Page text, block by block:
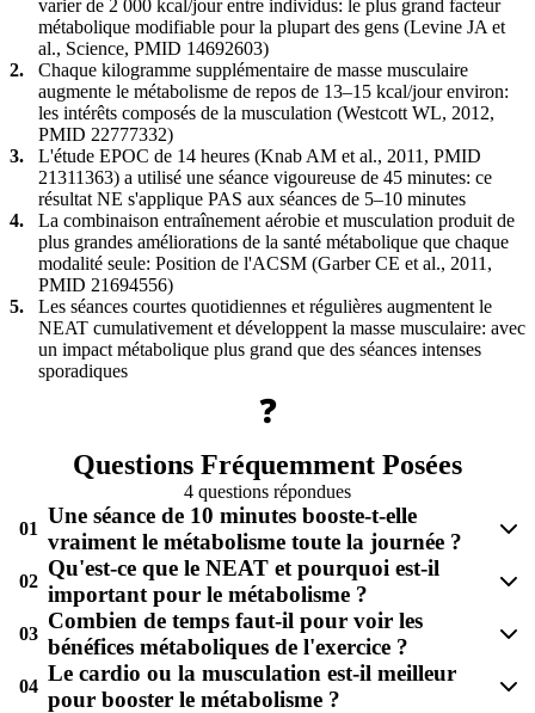
varier de 2 000 kcal/jour entre individus: le plus grand facteur
métabolique modifiable pour la plupart des gens (Levine JA et
al., Science, PMID 14692603)
2.
Chaque kilogramme supplémentaire de masse musculaire
augmente le métabolisme de repos de 13–15 kcal/jour environ:
les intérêts composés de la musculation (Westcott WL, 2012,
PMID 22777332)
3.
L'étude EPOC de 14 heures (Knab AM et al., 2011, PMID
21311363) a utilisé une séance vigoureuse de 45 minutes: ce
résultat NE s'applique PAS aux séances de 5–10 minutes
4.
La combinaison entraînement aérobie et musculation produit de
plus grandes améliorations de la santé métabolique que chaque
modalité seule: Position de l'ACSM (Garber CE et al., 2011,
PMID 21694556)
5.
Les séances courtes quotidiennes et régulières augmentent le
NEAT cumulativement et développent la masse musculaire: avec
un impact métabolique plus grand que des séances intenses
sporadiques
❓
Questions Fréquemment Posées
4 questions répondues
01
Une séance de 10 minutes booste-t-elle
vraiment le métabolisme toute la journée ?
02
Qu'est-ce que le NEAT et pourquoi est-il
important pour le métabolisme ?
03
Combien de temps faut-il pour voir les
bénéfices métaboliques de l'exercice ?
04
Le cardio ou la musculation est-il meilleur
pour booster le métabolisme ?